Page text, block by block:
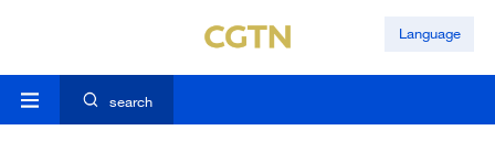
Language
search